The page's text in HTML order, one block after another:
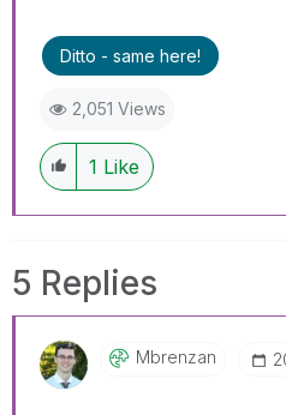
Ditto - same here!
2,051 Views
1 Like
5 Replies
Mbrenzan